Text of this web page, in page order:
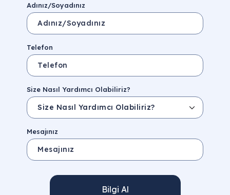
Adınız/Soyadınız
Telefon
Size Nasıl Yardımcı Olabiliriz?
Mesajınız
Bilgi Al